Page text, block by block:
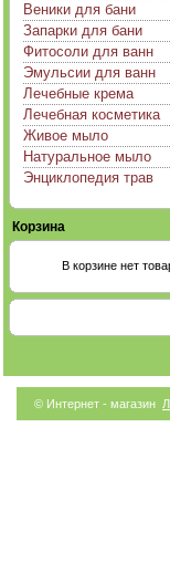
Веники для бани
Запарки для бани
Фитосоли для ванн
Эмульсии для ванн
Лечебные крема
Лечебная косметика
Живое мыло
Натуральное мыло
Энциклопедия трав
Корзина
В корзине нет
© Интернет - магазин